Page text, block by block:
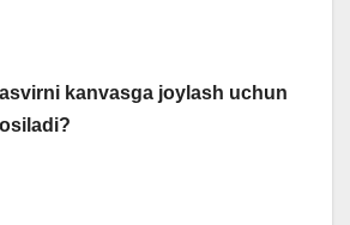
kanvasga joylash uchun